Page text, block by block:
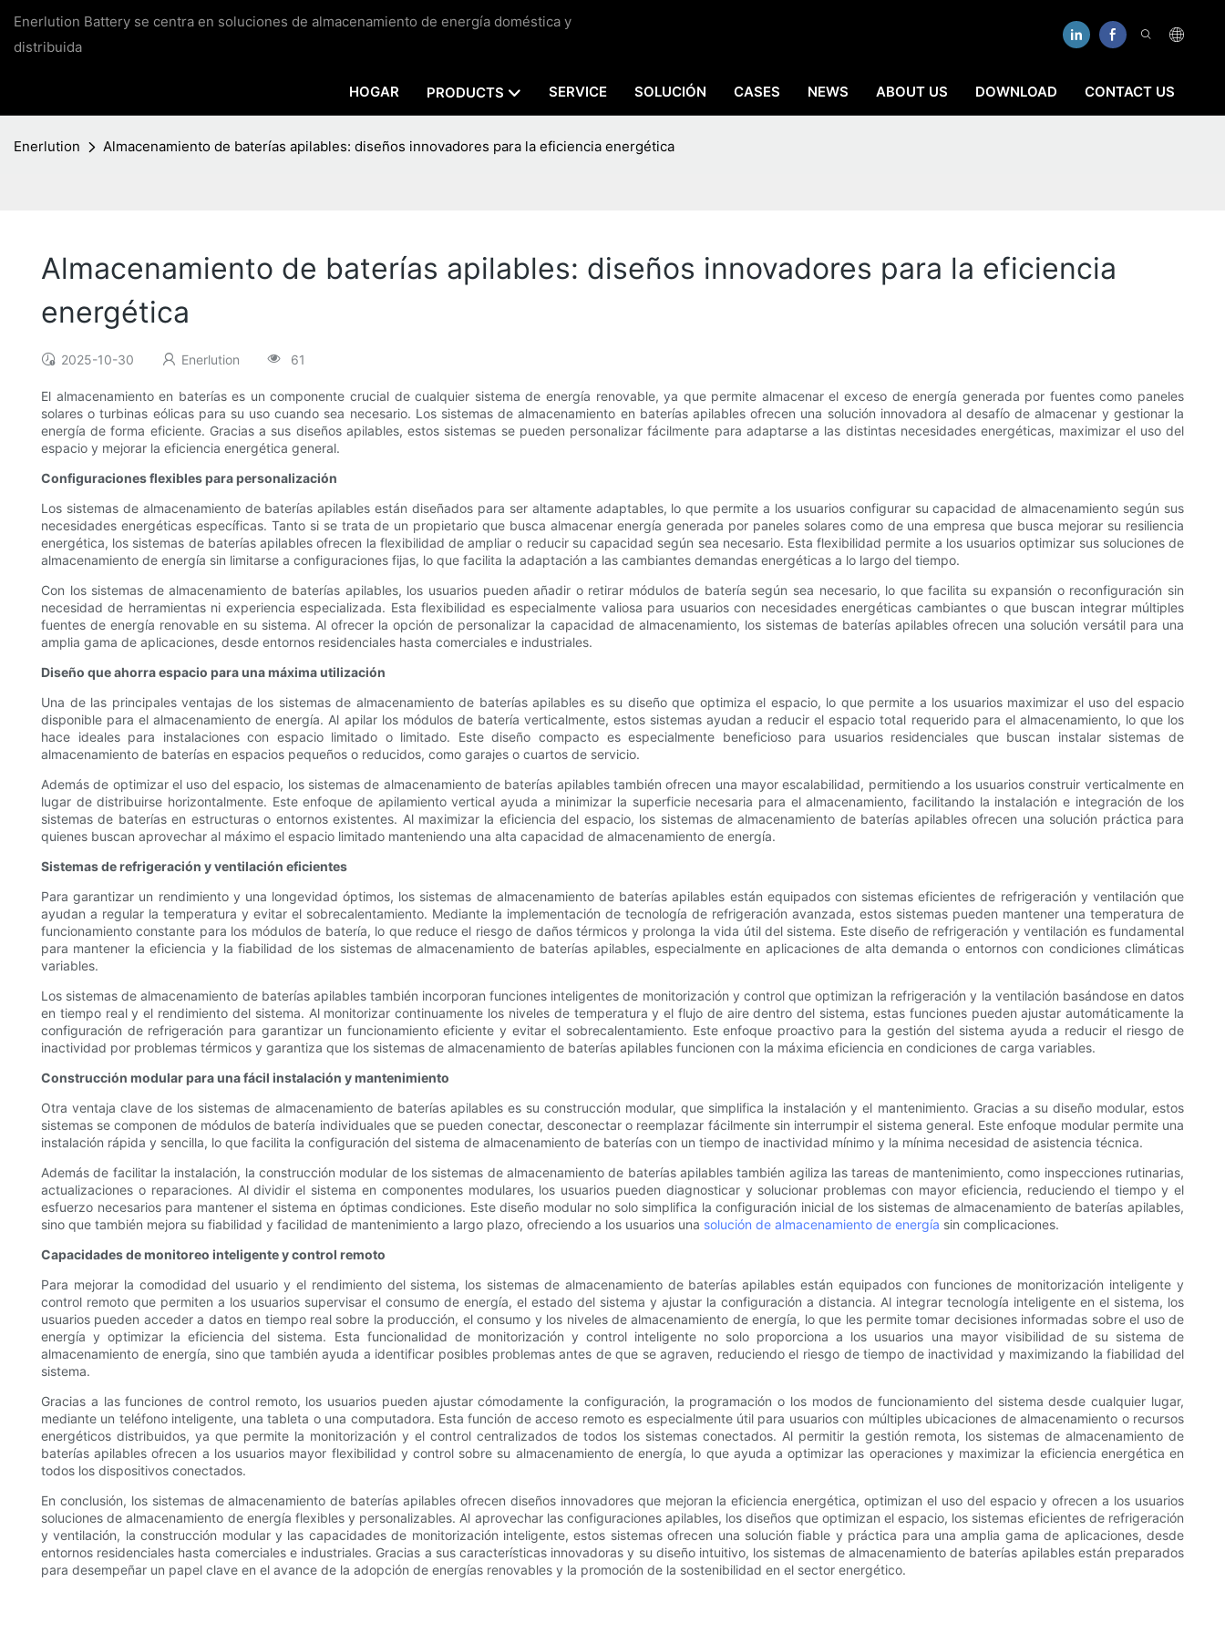
Enerlution Battery se centra en soluciones de almacenamiento de energía doméstica y
distribuida
HOGAR PRODUCTS SERVICE SOLUCIÓN CASES NEWS ABOUT US DOWNLOAD CONTACT US
Enerlution Almacenamiento de baterías apilables: diseños innovadores para la eficiencia energética
Almacenamiento de baterías apilables: diseños innovadores para la eficiencia
energética
2025-10-30 Enerlution 61
El almacenamiento en baterías es un componente crucial de cualquier sistema de energía renovable, ya que permite almacenar el exceso de energía generada por fuentes como paneles
solares o turbinas eólicas para su uso cuando sea necesario. Los sistemas de almacenamiento en baterías apilables ofrecen una solución innovadora al desafío de almacenar y gestionar la
energía de forma eficiente. Gracias a sus diseños apilables, estos sistemas se pueden personalizar fácilmente para adaptarse a las distintas necesidades energéticas, maximizar el uso del
espacio y mejorar la eficiencia energética general.
Configuraciones flexibles para personalización
Los sistemas de almacenamiento de baterías apilables están diseñados para ser altamente adaptables, lo que permite a los usuarios configurar su capacidad de almacenamiento según sus
necesidades energéticas específicas. Tanto si se trata de un propietario que busca almacenar energía generada por paneles solares como de una empresa que busca mejorar su resiliencia
energética, los sistemas de baterías apilables ofrecen la flexibilidad de ampliar o reducir su capacidad según sea necesario. Esta flexibilidad permite a los usuarios optimizar sus soluciones de
almacenamiento de energía sin limitarse a configuraciones fijas, lo que facilita la adaptación a las cambiantes demandas energéticas a lo largo del tiempo.
Con los sistemas de almacenamiento de baterías apilables, los usuarios pueden añadir o retirar módulos de batería según sea necesario, lo que facilita su expansión o reconfiguración sin
necesidad de herramientas ni experiencia especializada. Esta flexibilidad es especialmente valiosa para usuarios con necesidades energéticas cambiantes o que buscan integrar múltiples
fuentes de energía renovable en su sistema. Al ofrecer la opción de personalizar la capacidad de almacenamiento, los sistemas de baterías apilables ofrecen una solución versátil para una
amplia gama de aplicaciones, desde entornos residenciales hasta comerciales e industriales.
Diseño que ahorra espacio para una máxima utilización
Una de las principales ventajas de los sistemas de almacenamiento de baterías apilables es su diseño que optimiza el espacio, lo que permite a los usuarios maximizar el uso del espacio
disponible para el almacenamiento de energía. Al apilar los módulos de batería verticalmente, estos sistemas ayudan a reducir el espacio total requerido para el almacenamiento, lo que los
hace ideales para instalaciones con espacio limitado o limitado. Este diseño compacto es especialmente beneficioso para usuarios residenciales que buscan instalar sistemas de
almacenamiento de baterías en espacios pequeños o reducidos, como garajes o cuartos de servicio.
Además de optimizar el uso del espacio, los sistemas de almacenamiento de baterías apilables también ofrecen una mayor escalabilidad, permitiendo a los usuarios construir verticalmente en
lugar de distribuirse horizontalmente. Este enfoque de apilamiento vertical ayuda a minimizar la superficie necesaria para el almacenamiento, facilitando la instalación e integración de los
sistemas de baterías en estructuras o entornos existentes. Al maximizar la eficiencia del espacio, los sistemas de almacenamiento de baterías apilables ofrecen una solución práctica para
quienes buscan aprovechar al máximo el espacio limitado manteniendo una alta capacidad de almacenamiento de energía.
Sistemas de refrigeración y ventilación eficientes
Para garantizar un rendimiento y una longevidad óptimos, los sistemas de almacenamiento de baterías apilables están equipados con sistemas eficientes de refrigeración y ventilación que
ayudan a regular la temperatura y evitar el sobrecalentamiento. Mediante la implementación de tecnología de refrigeración avanzada, estos sistemas pueden mantener una temperatura de
funcionamiento constante para los módulos de batería, lo que reduce el riesgo de daños térmicos y prolonga la vida útil del sistema. Este diseño de refrigeración y ventilación es fundamental
para mantener la eficiencia y la fiabilidad de los sistemas de almacenamiento de baterías apilables, especialmente en aplicaciones de alta demanda o entornos con condiciones climáticas
variables.
Los sistemas de almacenamiento de baterías apilables también incorporan funciones inteligentes de monitorización y control que optimizan la refrigeración y la ventilación basándose en datos
en tiempo real y el rendimiento del sistema. Al monitorizar continuamente los niveles de temperatura y el flujo de aire dentro del sistema, estas funciones pueden ajustar automáticamente la
configuración de refrigeración para garantizar un funcionamiento eficiente y evitar el sobrecalentamiento. Este enfoque proactivo para la gestión del sistema ayuda a reducir el riesgo de
inactividad por problemas térmicos y garantiza que los sistemas de almacenamiento de baterías apilables funcionen con la máxima eficiencia en condiciones de carga variables.
Construcción modular para una fácil instalación y mantenimiento
Otra ventaja clave de los sistemas de almacenamiento de baterías apilables es su construcción modular, que simplifica la instalación y el mantenimiento. Gracias a su diseño modular, estos
sistemas se componen de módulos de batería individuales que se pueden conectar, desconectar o reemplazar fácilmente sin interrumpir el sistema general. Este enfoque modular permite una
instalación rápida y sencilla, lo que facilita la configuración del sistema de almacenamiento de baterías con un tiempo de inactividad mínimo y la mínima necesidad de asistencia técnica.
Además de facilitar la instalación, la construcción modular de los sistemas de almacenamiento de baterías apilables también agiliza las tareas de mantenimiento, como inspecciones rutinarias,
actualizaciones o reparaciones. Al dividir el sistema en componentes modulares, los usuarios pueden diagnosticar y solucionar problemas con mayor eficiencia, reduciendo el tiempo y el
esfuerzo necesarios para mantener el sistema en óptimas condiciones. Este diseño modular no solo simplifica la configuración inicial de los sistemas de almacenamiento de baterías apilables,
sino que también mejora su fiabilidad y facilidad de mantenimiento a largo plazo, ofreciendo a los usuarios una solución de almacenamiento de energía sin complicaciones.
Capacidades de monitoreo inteligente y control remoto
Para mejorar la comodidad del usuario y el rendimiento del sistema, los sistemas de almacenamiento de baterías apilables están equipados con funciones de monitorización inteligente y
control remoto que permiten a los usuarios supervisar el consumo de energía, el estado del sistema y ajustar la configuración a distancia. Al integrar tecnología inteligente en el sistema, los
usuarios pueden acceder a datos en tiempo real sobre la producción, el consumo y los niveles de almacenamiento de energía, lo que les permite tomar decisiones informadas sobre el uso de
energía y optimizar la eficiencia del sistema. Esta funcionalidad de monitorización y control inteligente no solo proporciona a los usuarios una mayor visibilidad de su sistema de
almacenamiento de energía, sino que también ayuda a identificar posibles problemas antes de que se agraven, reduciendo el riesgo de tiempo de inactividad y maximizando la fiabilidad del
sistema.
Gracias a las funciones de control remoto, los usuarios pueden ajustar cómodamente la configuración, la programación o los modos de funcionamiento del sistema desde cualquier lugar,
mediante un teléfono inteligente, una tableta o una computadora. Esta función de acceso remoto es especialmente útil para usuarios con múltiples ubicaciones de almacenamiento o recursos
energéticos distribuidos, ya que permite la monitorización y el control centralizados de todos los sistemas conectados. Al permitir la gestión remota, los sistemas de almacenamiento de
baterías apilables ofrecen a los usuarios mayor flexibilidad y control sobre su almacenamiento de energía, lo que ayuda a optimizar las operaciones y maximizar la eficiencia energética en
todos los dispositivos conectados.
En conclusión, los sistemas de almacenamiento de baterías apilables ofrecen diseños innovadores que mejoran la eficiencia energética, optimizan el uso del espacio y ofrecen a los usuarios
soluciones de almacenamiento de energía flexibles y personalizables. Al aprovechar las configuraciones apilables, los diseños que optimizan el espacio, los sistemas eficientes de refrigeración
y ventilación, la construcción modular y las capacidades de monitorización inteligente, estos sistemas ofrecen una solución fiable y práctica para una amplia gama de aplicaciones, desde
entornos residenciales hasta comerciales e industriales. Gracias a sus características innovadoras y su diseño intuitivo, los sistemas de almacenamiento de baterías apilables están preparados
para desempeñar un papel clave en el avance de la adopción de energías renovables y la promoción de la sostenibilidad en el sector energético.